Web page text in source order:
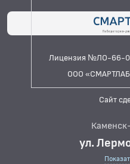
Лицензия №ЛО-66-
ООО
Сайт
ул.